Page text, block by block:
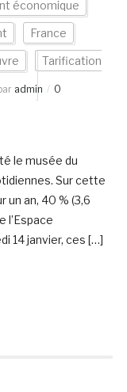
économique
France
Tarification
admin
0
le musée du
Sur cette
an, 40 % (3,6
l’Espace
14 janvier, ces […]